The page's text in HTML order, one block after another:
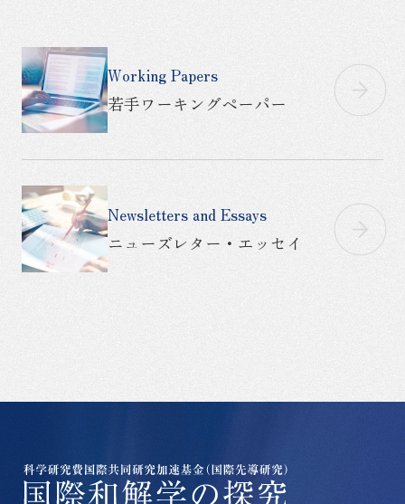
Working Papers
若手ワーキングペーパー
Newsletters and Essays
ニューズレター・ エッセイ